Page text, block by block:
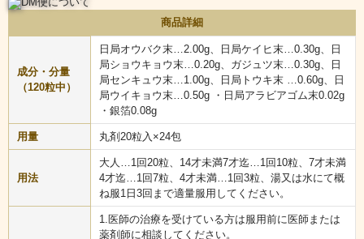
口中清涼剤「普導丸」は、爽やかな芳香を持つ生薬を始め、胃腸の調子
を正しく整える働きをする生薬などから作られた医薬部外品です。
銀箔のコーティングを施された丸剤は、飲む人の不快な気分を不思議な
ほど取り去ってくれると評判になり、定番商品として40年以上もの長い
間、多くの方に愛用され続けています。
商品詳細
成分・分量
（120粒中）
日局オウバク末…2.00g、日局ケイヒ末…0.30g、日
局ショウキョウ末…0.20g、ガジュツ末…0.30g、日
局センキュウ末…1.00g、日局トウキ末 …0.60g、日
局ウイキョウ末…0.50g ・日局アラビアゴム末0.02g
・銀箔0.08g
用量 丸剤20粒入×24包
用法
大人…1回20粒、14才未満7才迄…1回10粒、7才未満
4才迄…1回7粒、4才未満…1回3粒、湯又は水にて概
ね服1日3回まで適量服用してください。
1.医師の治療を受けている方は服用前に医師または
薬剤師に相談してください。